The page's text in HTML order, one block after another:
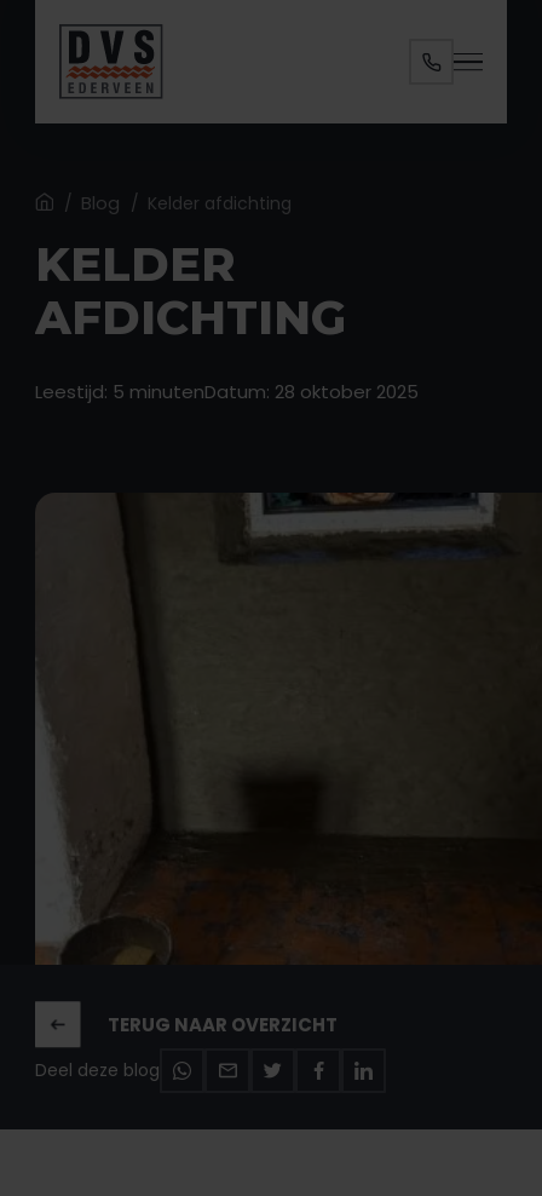
Specialisaties
Ruimtes
Over ons
Contact
ANALYSE AANVRAGEN
Home
/ Blog / Kelder afdichting
KELDER
AFDICHTING
Leestijd: 5 minutenDatum: 28 oktober 2025
TERUG NAAR OVERZICHT
Deel deze blog